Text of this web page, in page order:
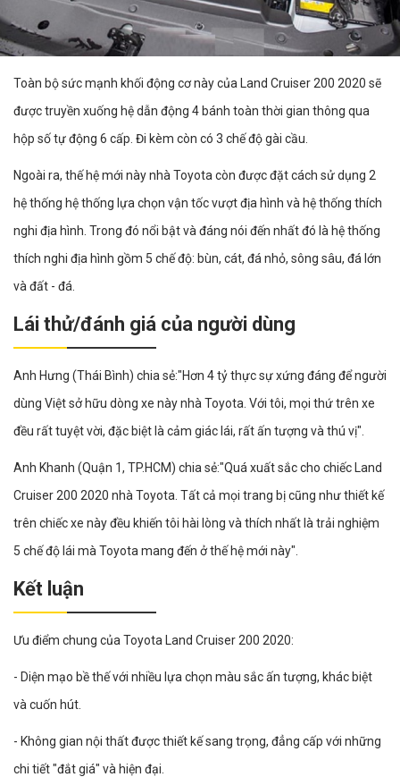
Toàn bộ sức mạnh khối động cơ này của Land Cruiser 200 2020 sẽ
được truyền xuống hệ dẫn động 4 bánh toàn thời gian thông qua
hộp số tự động 6 cấp. Đi kèm còn có 3 chế độ gài cầu.
Ngoài ra, thế hệ mới này nhà Toyota còn được đặt cách sử dụng 2
hệ thống hệ thống lựa chọn vận tốc vượt địa hình và hệ thống thích
nghi địa hình. Trong đó nổi bật và đáng nói đến nhất đó là hệ thống
thích nghi địa hình gồm 5 chế độ: bùn, cát, đá nhỏ, sông sâu, đá lớn
và đất - đá.
Lái thử/đánh giá của người dùng
Anh Hưng (Thái Bình) chia sẻ:"Hơn 4 tỷ thực sự xứng đáng để người
dùng Việt sở hữu dòng xe này nhà Toyota. Với tôi, mọi thứ trên xe
đều rất tuyệt vời, đặc biệt là cảm giác lái, rất ấn tượng và thú vị".
Anh Khanh (Quận 1, TP.HCM) chia sẻ:"Quá xuất sắc cho chiếc Land
Cruiser 200 2020 nhà Toyota. Tất cả mọi trang bị cũng như thiết kế
trên chiếc xe này đều khiến tôi hài lòng và thích nhất là trải nghiệm
5 chế độ lái mà Toyota mang đến ở thế hệ mới này".
Kết luận
Ưu điểm chung của Toyota Land Cruiser 200 2020:
- Diện mạo bề thế với nhiều lựa chọn màu sắc ấn tượng, khác biệt
và cuốn hút.
- Không gian nội thất được thiết kế sang trọng, đẳng cấp với những
chi tiết "đắt giá" và hiện đại.